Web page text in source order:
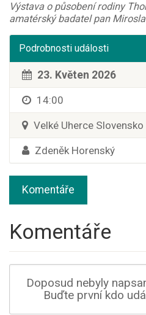
Výstava o působení rodiny
amatérský badatel pan
Podrobnosti události
23. Květen 2026
14:00
Velké Uherce Slovensko
Zdeněk Horenský
Komentáře
Komentáře
Doposud nebyly
Buďte první kdo